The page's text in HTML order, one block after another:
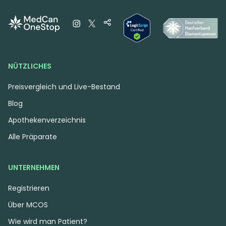
Apples & Bananas
4,7(10) 4,7(10)
THC:26
NÜTZLICHES
Preisvergleich und Live-Bestand
Blog
Apothekenverzeichnis
Alle Präparate
UNTERNEHMEN
Registrieren
Über MCOS
Wie wird man Patient?